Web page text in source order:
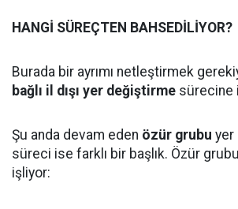
HANGİ SÜREÇTEN BAHSEDİLİYOR?
Burada bir ayrımı netleştirmek
bağlı il dışı yer değiştirme sürecine
Şu anda devam eden özür grubu yer
süreci ise farklı bir başlık. Özür
işliyor: